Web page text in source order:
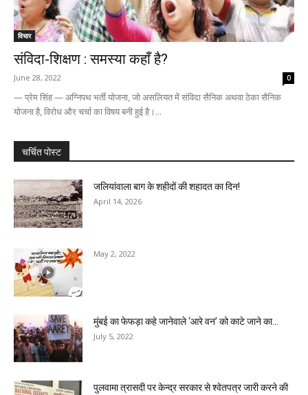
विचार
संविदा-शिक्षण : समस्या कहाँ है?
June 28, 2022 0
— प्रेम सिंह — अग्निपथ भर्ती योजना, जो असलियत में संविदा सैनिक अथवा ठेका सैनिक
योजना है, विरोध और चर्चा का विषय बनी हुई है।...
चर्चित पोस्ट
जलियांवाला बाग के शहीदों की शहादत का दिन!
April 14, 2026
May 2, 2022
मुंबई का फेफड़ा कहे जानेवाले ‘आरे वन’ को काटे जाने का...
July 5, 2022
पुलवामा त्रासदी पर केन्द्र सरकार से श्वेतपत्र जारी करने की